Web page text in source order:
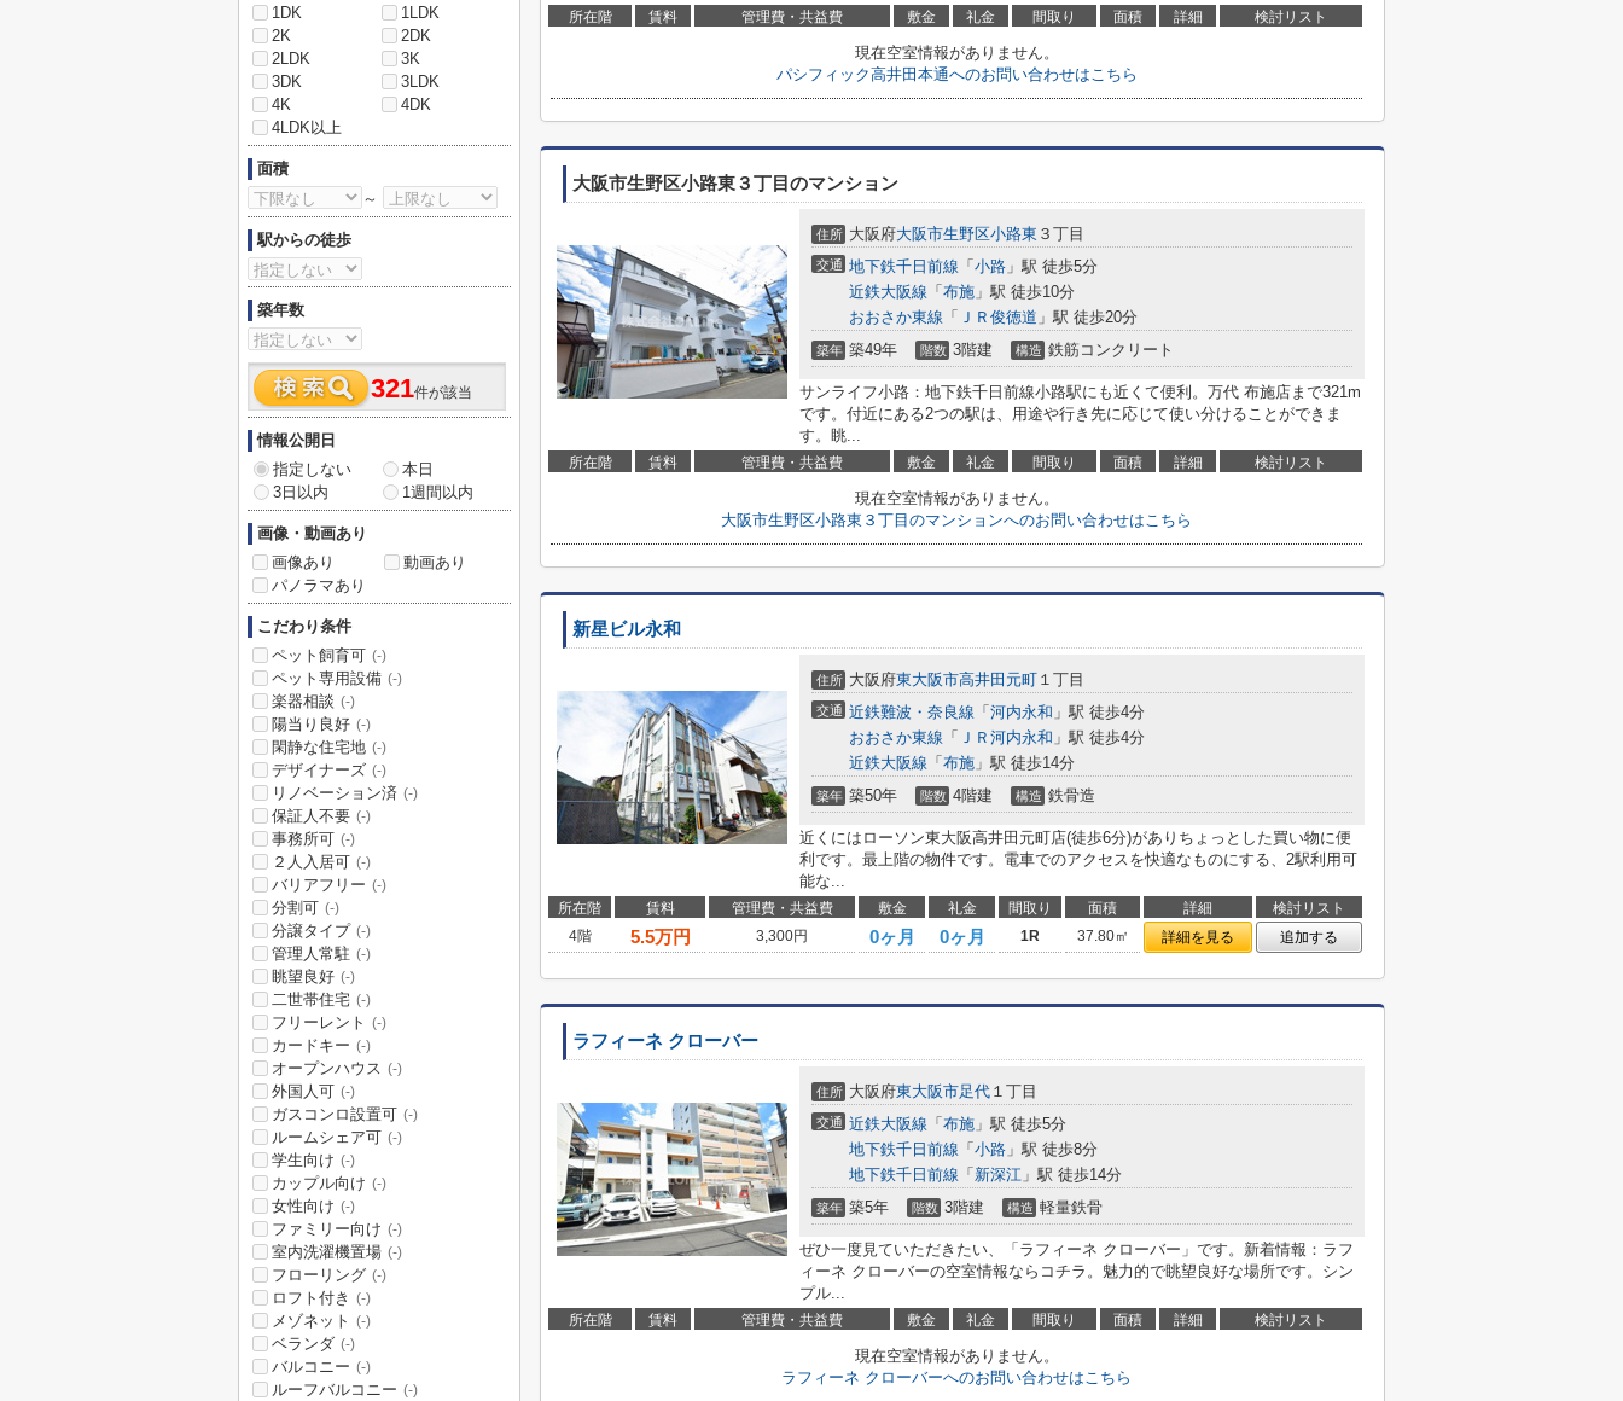
所在階 賃料 管理費・共益費 敷金 礼金 間取り 面積 詳細 検討リスト
現在空室情報がありません。
パシフィック高井田本通へのお問い合わせはこちら
大阪市生野区小路東３丁目のマンション
住所 大阪府大阪市生野区小路東 ３丁目
交通 地下鉄千日前線 「 小路 」駅 徒歩5分
近鉄大阪線 「 布施 」駅 徒歩10分
おおさか東線 「 ＪＲ俊徳道 」駅 徒歩20分
築年 築49年 階数 3階建 構造 鉄筋コンクリート
サンライフ小路：地下鉄千日前線小路駅にも近くて便利。万代 布施店まで321m
です。付近にある2つの駅は、用途や行き先に応じて使い分けることができま
す。眺...
所在階 賃料 管理費・共益費 敷金 礼金 間取り 面積 詳細 検討リスト
現在空室情報がありません。
大阪市生野区小路東３丁目のマンションへのお問い合わせはこちら
新星ビル永和
住所 大阪府東大阪市高井田元町 １丁目
交通 近鉄難波・奈良線 「 河内永和 」駅 徒歩4分
おおさか東線 「 ＪＲ河内永和 」駅 徒歩4分
近鉄大阪線 「 布施 」駅 徒歩14分
築年 築50年 階数 4階建 構造 鉄骨造
近くにはローソン東大阪高井田元町店(徒歩6分)がありちょっとした買い物に便
利です。最上階の物件です。電車でのアクセスを快適なものにする、2駅利用可
能な...
所在階 賃料 管理費・共益費 敷金 礼金 間取り 面積 詳細
検討リスト
4階
5.5万円 3,300円 0ヶ月 0ヶ月 1R 37.80㎡ 詳細を見る 追加する
ラフィーネ クローバー
住所 大阪府東大阪市足代 １丁目
交通 近鉄大阪線 「 布施 」駅 徒歩5分
地下鉄千日前線 「 小路 」駅 徒歩8分
地下鉄千日前線 「 新深江 」駅 徒歩14分
築年 築5年 階数 3階建 構造 軽量鉄骨
ぜひ一度見ていただきたい、「ラフィーネ クローバー」です。新着情報：ラフ
ィーネ クローバーの空室情報ならコチラ。魅力的で眺望良好な場所です。シン
プル...
所在階 賃料 管理費・共益費 敷金 礼金 間取り 面積 詳細 検討リスト
現在空室情報がありません。
ラフィーネ クローバーへのお問い合わせはこちら
1DK
1LDK
2K
2DK
2LDK
3K
3DK
3LDK
4K
4DK
4LDK以上
面積
～
駅からの徒歩
築年数
321件が該当
情報公開日
指定しない
本日
3日以内
1週間以内
画像・動画あり
画像あり
動画あり
パノラマあり
こだわり条件
ペット飼育可 (-)
ペット専用設備 (-)
楽器相談 (-)
陽当り良好 (-)
閑静な住宅地 (-)
デザイナーズ (-)
リノベーション済 (-)
保証人不要 (-)
事務所可 (-)
２人入居可 (-)
バリアフリー (-)
分割可 (-)
分譲タイプ (-)
管理人常駐 (-)
眺望良好 (-)
二世帯住宅 (-)
フリーレント (-)
カードキー (-)
オープンハウス (-)
外国人可 (-)
ガスコンロ設置可 (-)
ルームシェア可 (-)
学生向け (-)
カップル向け (-)
女性向け (-)
ファミリー向け (-)
室内洗濯機置場 (-)
フローリング (-)
ロフト付き (-)
メゾネット (-)
ベランダ (-)
バルコニー (-)
ルーフバルコニー (-)